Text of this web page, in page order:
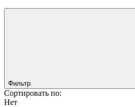
Фильтр
Сортировать по:
Нет